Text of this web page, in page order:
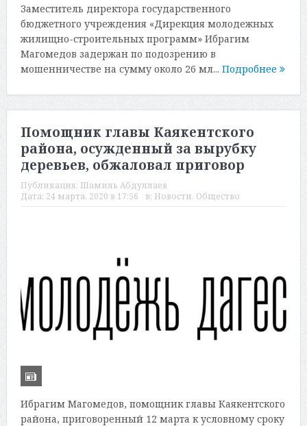
Заместитель директора государственного
бюджетного учреждения «Дирекция молодежных
жилищно-строительных программ» Ибрагим
Магомедов задержан по подозрению в
мошенничестве на сумму около 26 мл... Подробнее
Помощник главы Каякентского
района, осужденный за вырубку
деревьев, обжаловал приговор
Публикация: Шамиль Абдуллаев
Дата: 24 марта, 2020 в 17:56 в: Новости, Общество
Ибрагим Магомедов, помощник главы Каякентского
района, приговоренный 12 марта к условному сроку